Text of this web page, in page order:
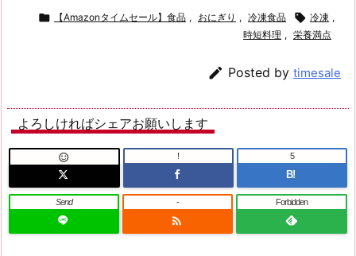
 【Amazonタイムセール】食品 , おにぎり , 冷凍食品  冷凍 ,
時短料理 , 栄養満点
 Posted by timesale
よろしければシェアお願いします
 !
B!
5
Send

- Forbidden